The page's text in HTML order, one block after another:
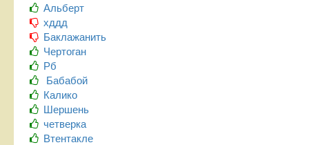
Альберт
хддд
Баклажанить
Чертоган
Рб
Бабабой
Калико
Шершень
четверка
Втентакле